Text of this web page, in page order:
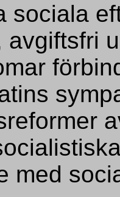
sociala
avgiftsfri
med